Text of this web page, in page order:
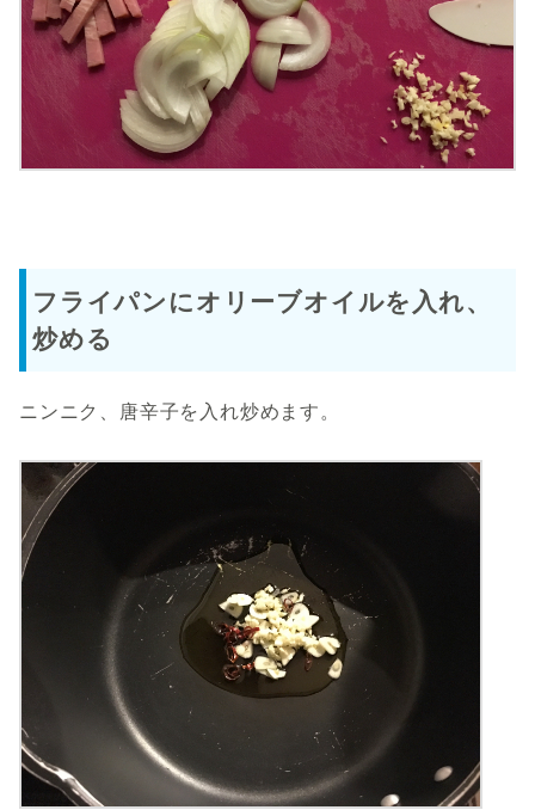
フライパンにオリーブオイルを入れ、
炒める
ニンニク、唐辛子を入れ炒めます。